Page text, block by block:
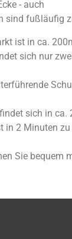
- auch
sind fußläufig
ist in ca.
sich nur
sich in ca.
in 2 Minuten
Sie bequem